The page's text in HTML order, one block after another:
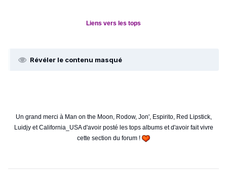
Liens vers les tops
Révéler le contenu masqué
Un grand merci à Man on the Moon, Rodow, Jon', Espirito, Red Lipstick,
Luidjy et California_USA d'avoir posté les tops albums et d'avoir fait vivre
cette section du forum !